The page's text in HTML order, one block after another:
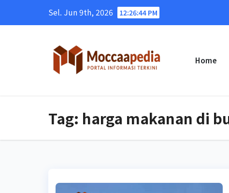
Sel. Jun 9th, 2026 12:26:44 PM
Home
Tag: harga makanan di